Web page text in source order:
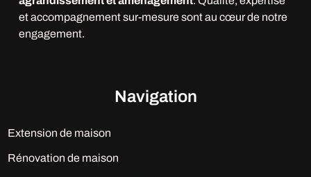
et accompagnement sur-mesure sont au cœur de notre
engagement.
Navigation
Extension de maison
Rénovation de maison